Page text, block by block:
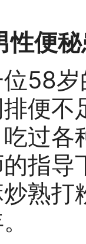
便
58
便
过
指
熟打